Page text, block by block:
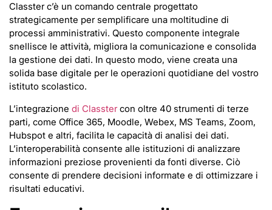
Classter c’è un comando centrale progettato
strategicamente per semplificare una moltitudine di
processi amministrativi. Questo componente integrale
snellisce le attività, migliora la comunicazione e consolida
la gestione dei dati. In questo modo, viene creata una
solida base digitale per le operazioni quotidiane del vostro
istituto scolastico.
L’integrazione di Classtercon oltre 40 strumenti di terze
parti, come Office 365, Moodle, Webex, MS Teams, Zoom,
Hubspot e altri, facilita le capacità di analisi dei dati.
L’interoperabilità consente alle istituzioni di analizzare
informazioni preziose provenienti da fonti diverse. Ciò
consente di prendere decisioni informate e di ottimizzare i
risultati educativi.